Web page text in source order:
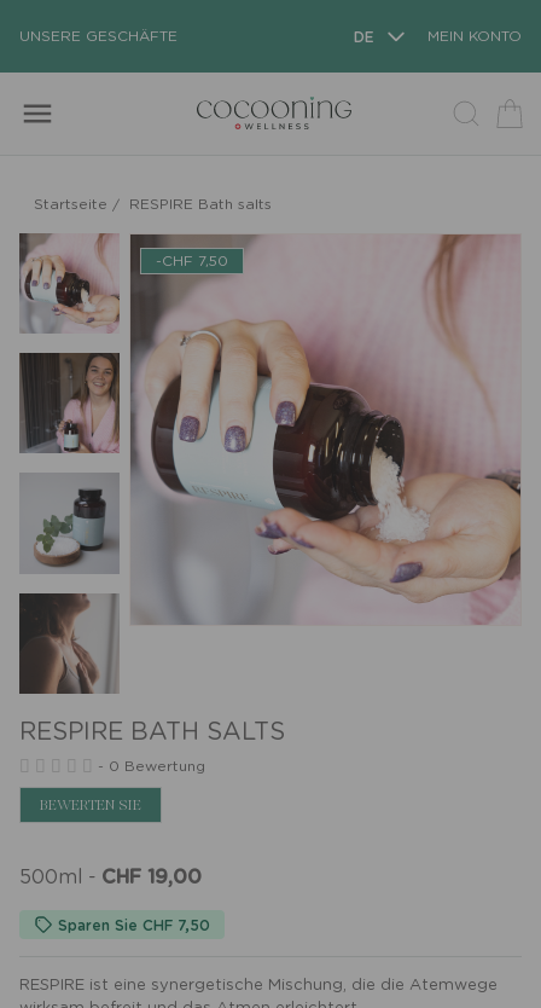
UNSERE GESCHÄFTE DE MEIN KONTO
menu
Startseite / RESPIRE Bath salts
-CHF 7,50
RESPIRE BATH SALTS
- 0 Bewertung
BEWERTEN SIE
500ml - CHF 19,00
Sparen Sie CHF 7,50
RESPIRE ist eine synergetische Mischung, die die Atemwege